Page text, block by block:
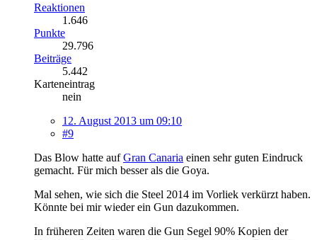
Reaktionen
1.646
Punkte
29.796
Beiträge
5.442
Karteneintrag
nein
12. August 2013 um 09:10
#9
Das Blow hatte aufGran Canaria einen sehr guten Eindruck
gemacht. Für mich besser als die Goya.
Mal sehen, wie sich die Steel 2014 im Vorliek verkürzt haben.
Könnte bei mir wieder ein Gun dazukommen.
In früheren Zeiten waren die Gun Segel 90% Kopien der